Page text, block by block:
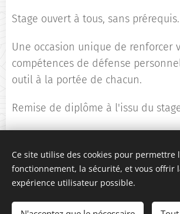
Stage ouvert à tous, sans prérequis.
Une occasion unique de renforcer
compétences de défense
outil à la portée de chacun.
Remise de diplôme à l'issu du
© 2026 Budo Systeme Defense international.
Ce site utilise des cookies pour permettre
fonctionnement, la sécurité, et vous offrir
expérience utilisateur possible.